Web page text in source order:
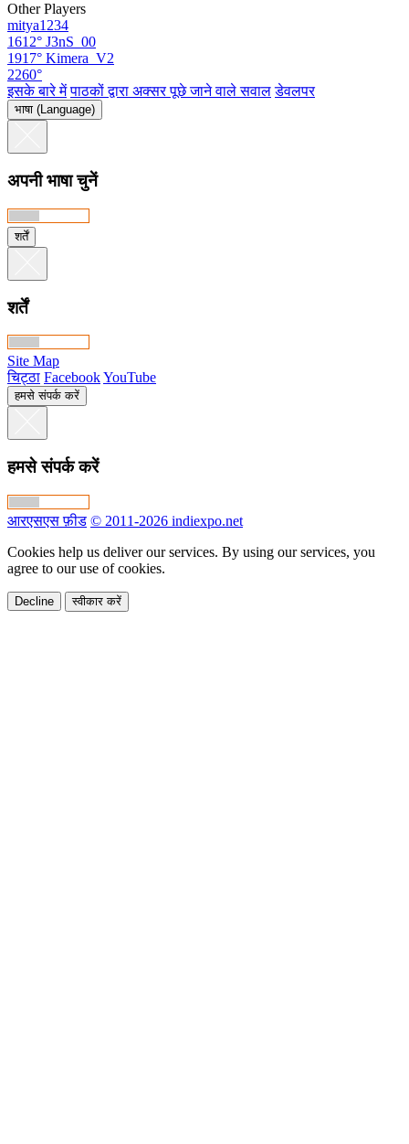
Other Players
mitya1234
1612° J3nS_00
1917° Kimera_V2
2260°
इसके बारे में पाठकों द्वारा अक्सर पूछे जाने वाले सवाल डेवलपर
भाषा (Language)
अपनी भाषा चुनें
शर्तें
शर्तें
Site Map
चिट्ठा FacebookYouTube
हमसे संपर्क करें
हमसे संपर्क करें
आरएसएस फ़ीड © 2011-2026 indiexpo.net
Cookies help us deliver our services. By using our services, you
agree to our use of cookies.
Decline स्वीकार करें